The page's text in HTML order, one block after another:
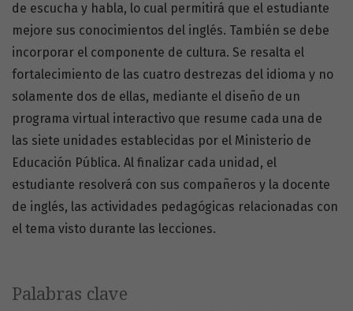
Palabras clave
de escucha y habla, lo cual permitirá que el estudiante
mejore sus conocimientos del inglés. También se debe
incorporar el componente de cultura. Se resalta el
fortalecimiento de las cuatro destrezas del idioma y no
solamente dos de ellas, mediante el diseño de un
programa virtual interactivo que resume cada una de
las siete unidades establecidas por el Ministerio de
Educación Pública. Al finalizar cada unidad, el
estudiante resolverá con sus compañeros y la docente
de inglés, las actividades pedagógicas relacionadas con
el tema visto durante las lecciones.